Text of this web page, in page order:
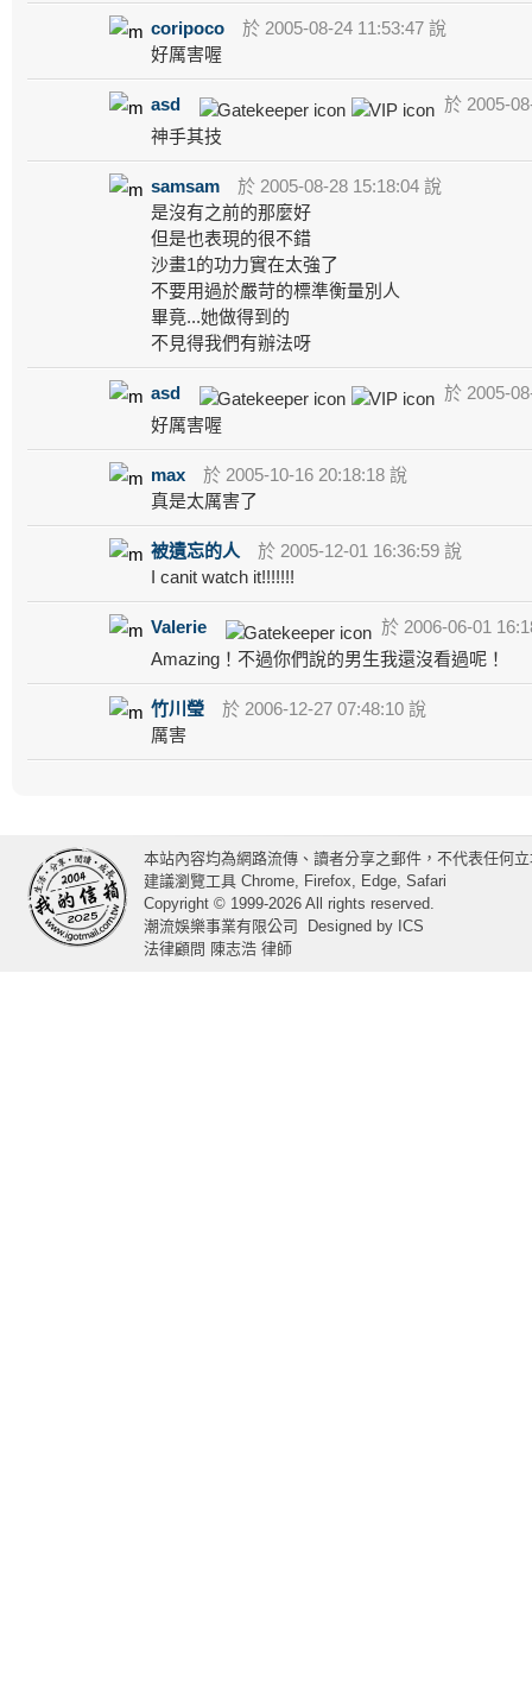
coripoco
於 2005-08-24 11:53:47 說
好厲害喔
asd
於 2005-
神手其技
samsam
於 2005-08-28 15:18:04 說
是沒有之前的那麼好
但是也表現的很不錯
沙畫1的功力實在太強了
不要用過於嚴苛的標準衡量別人
畢竟...她做得到的
不見得我們有辦法呀
asd
於 2005-
好厲害喔
max
於 2005-10-16 20:18:18 說
真是太厲害了
被遺忘的人
於 2005-12-01 16:36:59 說
I canit watch it!!!!!!!
Valerie
於 2006-06-01
Amazing！不過你們說的男生我還沒看過呢！
竹川瑩
於 2006-12-27 07:48:10 說
厲害
本站內容均為網路流傳、讀者分享之郵件，不代表任何
建議瀏覽工具 Chrome, Firefox, Edge, Safari
Copyright © 1999-2026 All rights reserved.
潮流娛樂事業有限公司
Designed by ICS
法律顧問 陳志浩 律師